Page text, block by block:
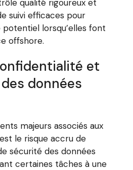
qualité rigoureux et
suivi efficaces pour
lorsqu’elles font
offshore.
et
données
majeurs associés aux
le risque accru de
sécurité des données
certaines tâches à une